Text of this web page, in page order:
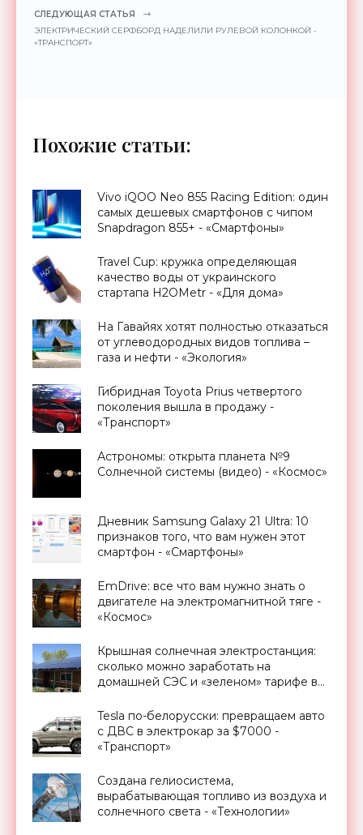
СЛЕДУЮЩАЯ СТАТЬЯ
ЭЛЕКТРИЧЕСКИЙ СЕРФБОРД НАДЕЛИЛИ РУЛЕВОЙ КОЛОНКОЙ -
«ТРАНСПОРТ»
Похожие статьи:
Vivo iQOO Neo 855 Racing Edition: один
самых дешевых смартфонов с чипом
Snapdragon 855+ - «Смартфоны»
Travel Cup: кружка определяющая
качество воды от украинского
стартапа H2OMetr - «Для дома»
На Гавайях хотят полностью отказаться
от углеводородных видов топлива –
газа и нефти - «Экология»
Гибридная Toyota Prius четвертого
поколения вышла в продажу -
«Транспорт»
Астрономы: открыта планета №9
Солнечной системы (видео) - «Космос»
Дневник Samsung Galaxy 21 Ultra: 10
признаков того, что вам нужен этот
смартфон - «Смартфоны»
EmDrive: все что вам нужно знать о
двигателе на электромагнитной тяге -
«Космос»
Крышная солнечная электростанция:
сколько можно заработать на
домашней СЭС и «зеленом» тарифе в
Tesla по-белорусски: превращаем авто
с ДВС в электрокар за $7000 -
«Транспорт»
Создана гелиосистема,
вырабатывающая топливо из воздуха и
солнечного света - «Технологии»